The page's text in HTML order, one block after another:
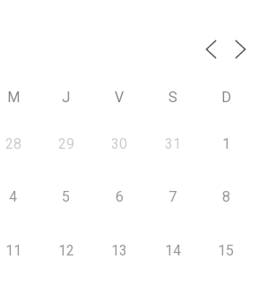
M J V S D
28 29 30 31 1
4 5 6 7 8
11 12 13 14 15